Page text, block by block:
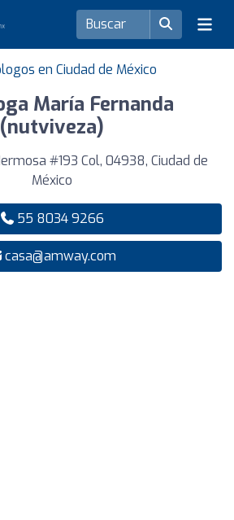
en Ciudad de México
María Fernanda
(nutviveza)
#193 Col, 04938, Ciudad de
México
55 8034 9266
casa@amway.com